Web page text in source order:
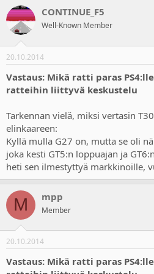
CONTINUE_F5
Well-Known Member
20.10.2014
Vastaus: Mikä ratti paras
ratteihin liittyvä keskustelu
Tarkennan vielä, miksi vertasin
elinkaareen:
Kyllä mulla G27 on, mutta se oli
joka kesti GT5:n loppuajan ja
heti sen ilmestyttyä markkinoille,
M mpp
Member
20.10.2014
Vastaus: Mikä ratti paras